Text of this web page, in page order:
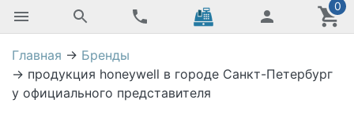
0
Главная → Бренды
→ продукция honeywell в городе Санкт-Петербург
у официального представителя